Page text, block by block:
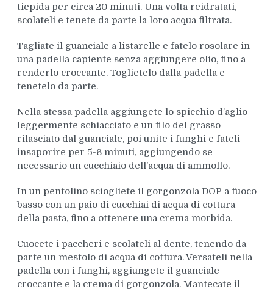
tiepida per circa 20 minuti. Una volta reidratati,
scolateli e tenete da parte la loro acqua filtrata.
Tagliate il guanciale a listarelle e fatelo rosolare in
una padella capiente senza aggiungere olio, fino a
renderlo croccante. Toglietelo dalla padella e
tenetelo da parte.
Nella stessa padella aggiungete lo spicchio d’aglio
leggermente schiacciato e un filo del grasso
rilasciato dal guanciale, poi unite i funghi e fateli
insaporire per 5-6 minuti, aggiungendo se
necessario un cucchiaio dell’acqua di ammollo.
In un pentolino sciogliete il gorgonzola DOP a fuoco
basso con un paio di cucchiai di acqua di cottura
della pasta, fino a ottenere una crema morbida.
Cuocete i paccheri e scolateli al dente, tenendo da
parte un mestolo di acqua di cottura. Versateli nella
padella con i funghi, aggiungete il guanciale
croccante e la crema di gorgonzola. Mantecate il